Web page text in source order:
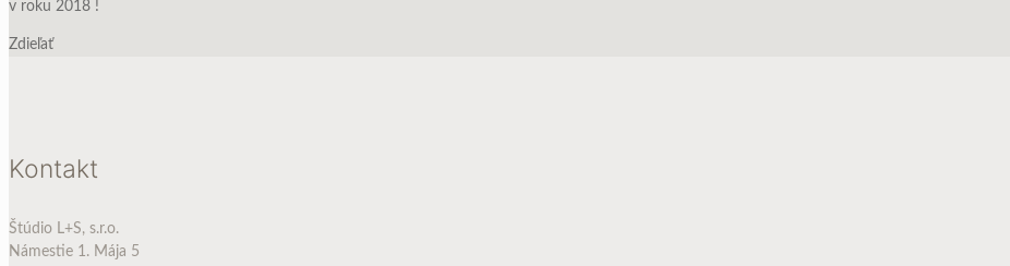
v roku 2018 !
Zdieľať
Kontakt
Štúdio L+S, s.r.o.
Námestie 1. Mája 5